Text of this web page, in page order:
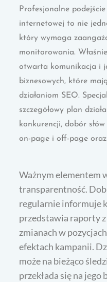
Profesjonalne
internetowej to nie
który wymaga
monitorowania.
otwarta komunikacja i
biznesowych, które
działaniom SEO.
szczegółowy plan
konkurencji, dobór
on-page i off-page
Ważnym elementem
transparentność.
regularnie informuje
przedstawia raporty
zmianach w
efektach kampanii.
może na bieżąco
przekłada się na